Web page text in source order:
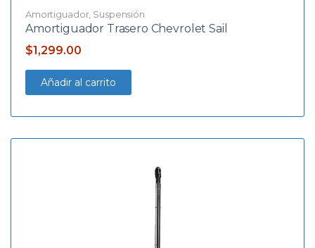
Amortiguador, Suspensión
Amortiguador Trasero Chevrolet Sail
$1,299.00
Añadir al carrito